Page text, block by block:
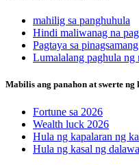
mahilig sa panghuhula
Hindi maliwanag na
Pagtaya sa
Lumalalang paghula ng
Mabilis ang panahon at swerte ng
Fortune sa 2026
Wealth luck 2026
Hula ng kapalaran ng
Hula ng kasal ng